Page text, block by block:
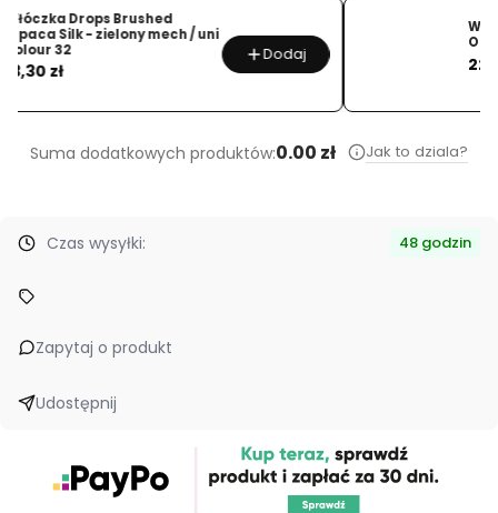
Włóczka My Time Merino –
Oliwkowa Zieleń (9612) 50g
Suma dodatkowych produktów:0.00 zł Jak to dziala?
Czas wysyłki: 48 godzin
Zapytaj o produkt
Udostępnij